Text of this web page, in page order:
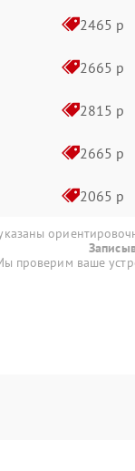
2465 р
2665 р
2815 р
2665 р
2065 р
проверим ваше